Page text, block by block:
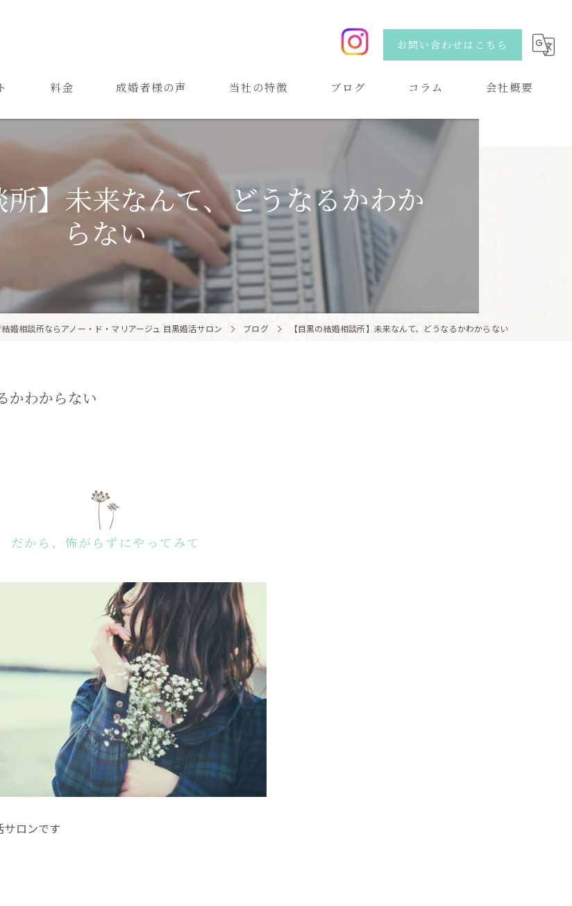
お問い合わせはこちら
れ
料金 成婚者様の声 当社の特徴
成婚
再婚
婚活
ブログ コラム 会社概要
】未来なんて、どうなるかわか
らない
婚相談所ならアノー・ド・マリアージュ 目黒婚活サロン ブログ 【目黒の結婚相談所】未来なんて、どうなるかわからない
かわからない
だから、怖がらずにやってみて
サロンです